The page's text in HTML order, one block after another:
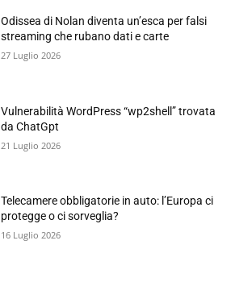
Odissea di Nolan diventa un’esca per falsi
streaming che rubano dati e carte
27 Luglio 2026
Vulnerabilità WordPress “wp2shell” trovata
da ChatGpt
21 Luglio 2026
Telecamere obbligatorie in auto: l’Europa ci
protegge o ci sorveglia?
16 Luglio 2026